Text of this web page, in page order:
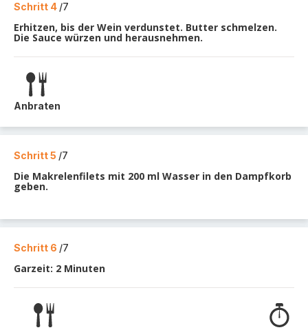
Schritt 4 /7
Erhitzen, bis der Wein verdunstet. Butter schmelzen.
Die Sauce würzen und herausnehmen.
Anbraten
Schritt 5 /7
Die Makrelenfilets mit 200 ml Wasser in den Dampfkorb
geben.
Schritt 6 /7
Garzeit: 2 Minuten